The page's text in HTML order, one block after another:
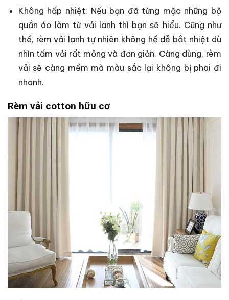
Không hấp nhiệt: Nếu bạn đã từng mặc những bộ
quần áo làm từ vải lanh thì bạn sẽ hiểu. Cũng như
thế, rèm vải lanh tự nhiên không hề dễ bắt nhiệt dù
nhìn tấm vải rất mỏng và đơn giản. Càng dùng, rèm
vải sẽ càng mềm mà màu sắc lại không bị phai đi
nhanh.
Rèm vải cotton hữu cơ